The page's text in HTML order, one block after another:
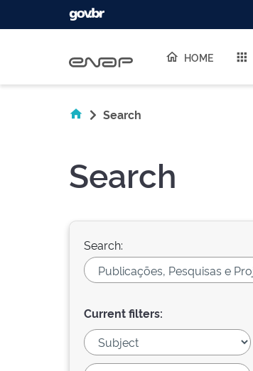
HOME
Search
Search
Search:
Current filters: